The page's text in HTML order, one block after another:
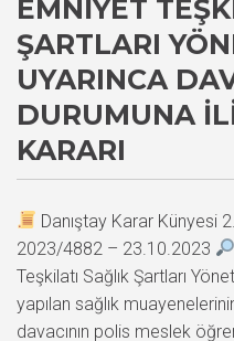
EMNIYET
ŞARTLARI
UYARINCA
DURUMUNA
KARARI
Danıştay Karar Künyesi
2023/4882 – 23.10.2023
Teşkilatı Sağlık Şartları
yapılan sağlık
davacının polis meslek